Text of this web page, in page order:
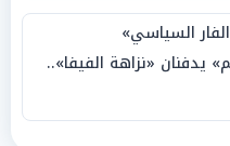
السياسي»
يدفنان «نزاهة الفيفا»..